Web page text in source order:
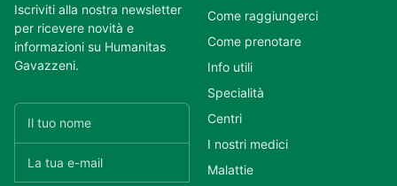
Iscriviti alla nostra newsletter
per ricevere novità e
informazioni su Humanitas
Gavazzeni.
Come raggiungerci
Come prenotare
Info utili
Specialità
Centri
I nostri medici
Malattie